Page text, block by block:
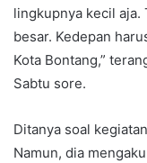
lingkupnya kecil aja.
besar. Kedepan
Kota Bontang,”
Sabtu sore.
Ditanya soal
Namun, dia